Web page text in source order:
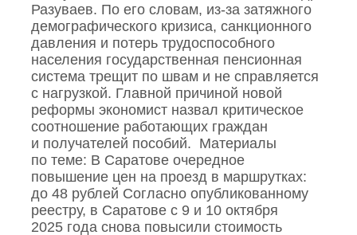
Разуваев. По его словам, из‑за затяжного
демографического кризиса, санкционного
давления и потерь трудоспособного
населения государственная пенсионная
система трещит по швам и не справляется
с нагрузкой. Главной причиной новой
реформы экономист назвал критическое
соотношение работающих граждан
и получателей пособий. Материалы
по теме: В Саратове очередное
повышение цен на проезд в маршрутках:
до 48 рублей Согласно опубликованному
реестру, в Саратове с 9 и 10 октября
2025 года снова повысили стоимость